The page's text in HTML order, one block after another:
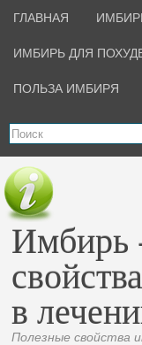
ГЛАВНАЯ
ИМБИРЬ ДЛЯ
ПОЛЬЗА ИМБИРЯ
Имбирь
в
Полезные свойства